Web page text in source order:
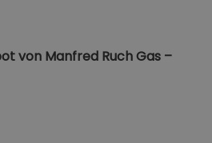
von Manfred Ruch Gas –